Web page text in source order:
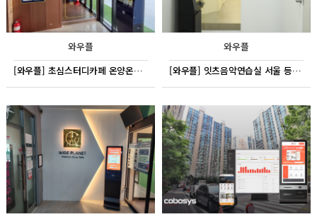
와우플
[와우플] 초심스터디카페 온양온천점
와우플
[와우플] 잇츠음악연습실 서울 등촌동